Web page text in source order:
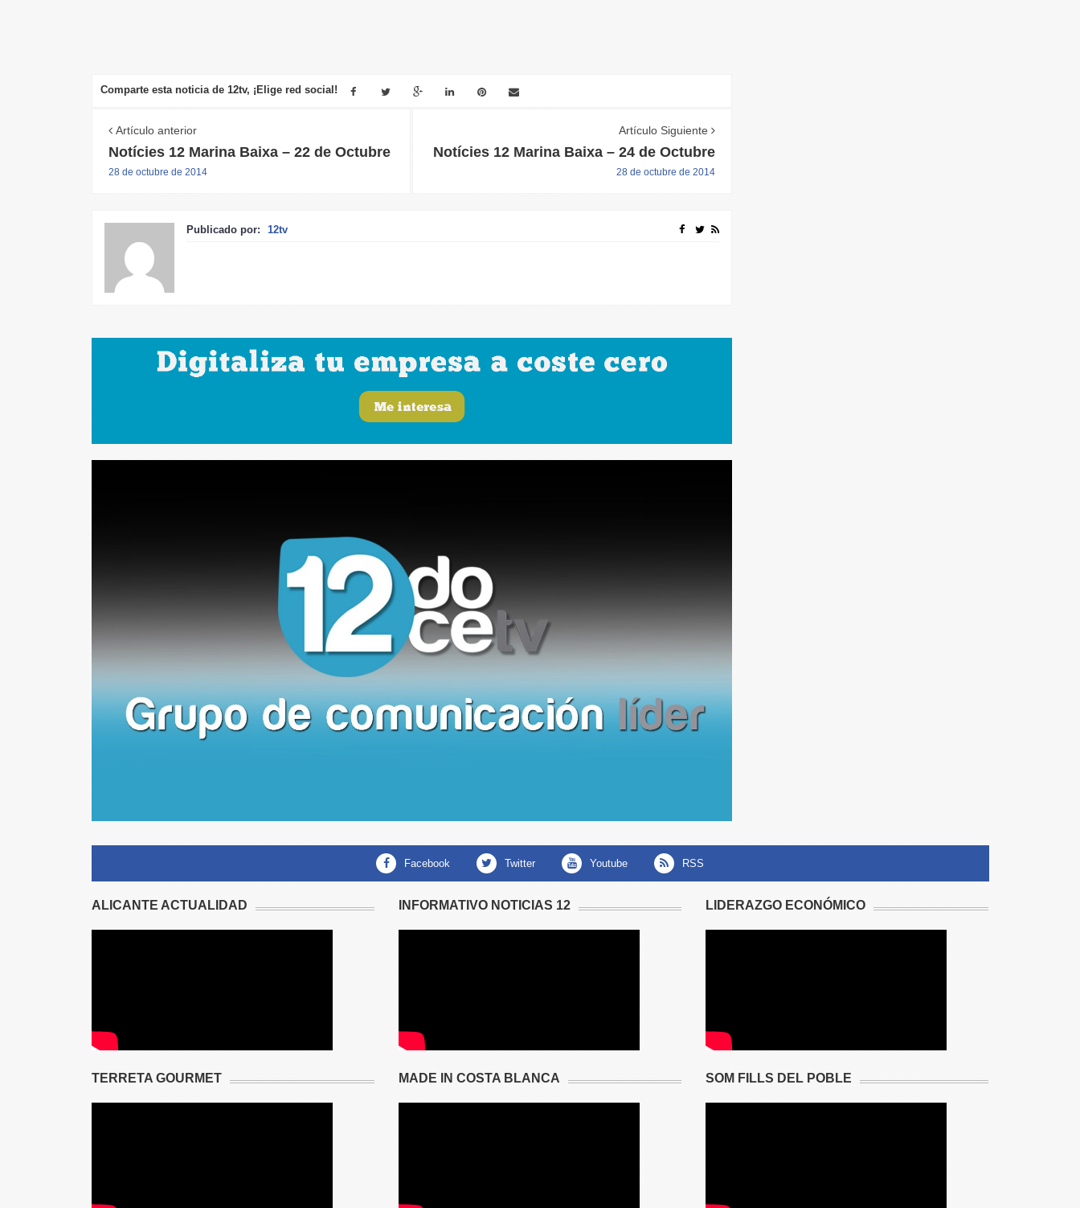
Comparte esta noticia de 12tv, ¡Elige red social!
Artículo anterior
Notícies 12 Marina Baixa – 22 de Octubre
28 de octubre de 2014
Artículo Siguiente
Notícies 12 Marina Baixa – 24 de Octubre
28 de octubre de 2014
Publicado por: 12tv
facebook twitter youtube RSS
ALICANTE ACTUALIDAD
TERRETA GOURMET
INFORMATIVO NOTICIAS 12
MADE IN COSTA BLANCA
LIDERAZGO ECONÓMICO
SOM FILLS DEL POBLE